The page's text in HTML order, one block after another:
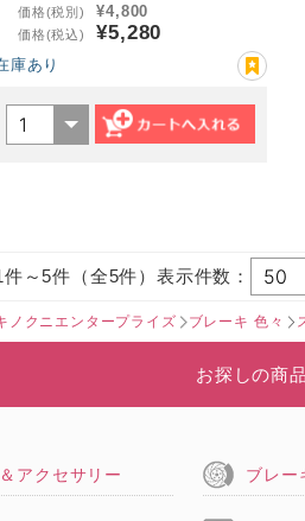
価格(税別) ¥4,800
価格(税込) ¥5,280
庫あり
件～5件（全5件）表示件数：
ノクニエンタープライズ ブレーキ 色々
お探しの商
アクセサリー ブレー